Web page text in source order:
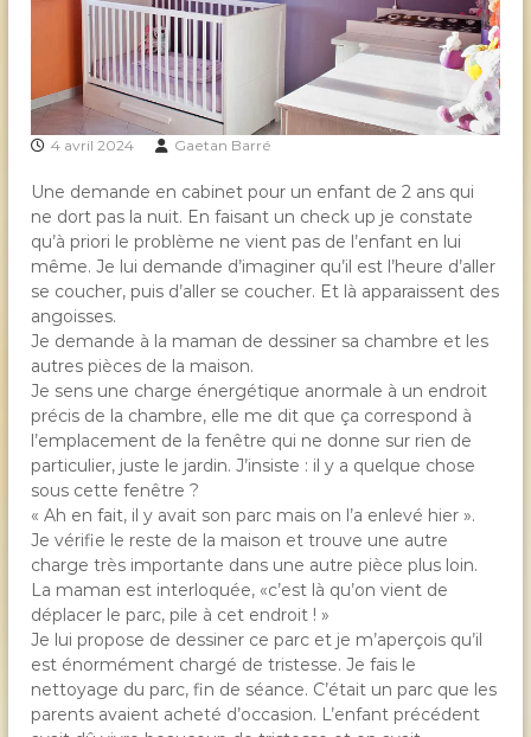
i
c
i
e
n
a
ë
t
a
B
r
r
é
4 avril 2024 Gaetan Barré
Une demande en cabinet pour un enfant de 2 ans qui
ne dort pas la nuit. En faisant un check up je constate
qu’à priori le problème ne vient pas de l’enfant en lui
même. Je lui demande d’imaginer qu’il est l’heure d’aller
se coucher, puis d’aller se coucher. Et là apparaissent des
angoisses.
Je demande à la maman de dessiner sa chambre et les
autres pièces de la maison.
Je sens une charge énergétique anormale à un endroit
précis de la chambre, elle me dit que ça correspond à
l’emplacement de la fenêtre qui ne donne sur rien de
particulier, juste le jardin. J’insiste : il y a quelque chose
sous cette fenêtre ?
« Ah en fait, il y avait son parc mais on l’a enlevé hier ».
Je vérifie le reste de la maison et trouve une autre
charge très importante dans une autre pièce plus loin.
La maman est interloquée, «c’est là qu’on vient de
déplacer le parc, pile à cet endroit ! »
Je lui propose de dessiner ce parc et je m’aperçois qu’il
est énormément chargé de tristesse. Je fais le
nettoyage du parc, fin de séance. C’était un parc que les
parents avaient acheté d’occasion. L’enfant précédent